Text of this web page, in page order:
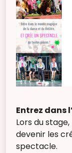
Entrez dans
Lors du
devenir les
spectacle.